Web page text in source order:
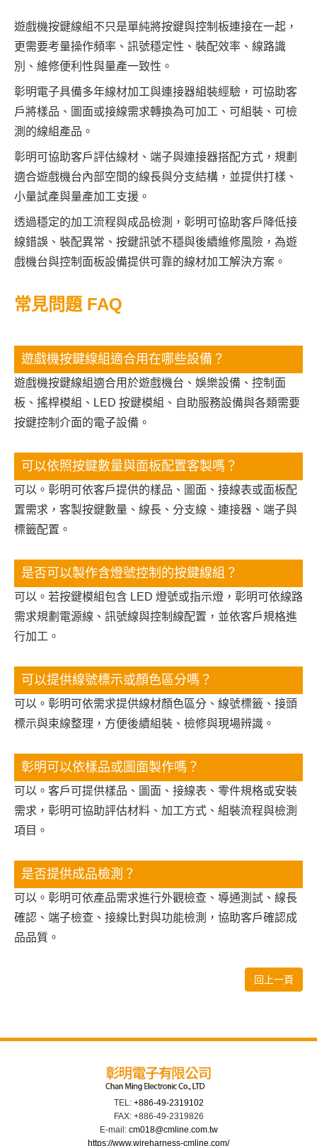
遊戲機按鍵線組不只是單純將按鍵與控制板連接在一起，
更需要考量操作頻率、訊號穩定性、裝配效率、線路識
別、維修便利性與量產一致性。
彰明電子具備多年線材加工與連接器組裝經驗，可協助客
戶將樣品、圖面或接線需求轉換為可加工、可組裝、可檢
測的線組產品。
彰明可協助客戶評估線材、端子與連接器搭配方式，規劃
適合遊戲機台內部空間的線長與分支結構，並提供打樣、
小量試產與量產加工支援。
透過穩定的加工流程與成品檢測，彰明可協助客戶降低接
線錯誤、裝配異常、按鍵訊號不穩與後續維修風險，為遊
戲機台與控制面板設備提供可靠的線材加工解決方案。
常見問題 FAQ
遊戲機按鍵線組適合用在哪些設備？
遊戲機按鍵線組適合用於遊戲機台、娛樂設備、控制面
板、搖桿模組、LED 按鍵模組、自助服務設備與各類需要
按鍵控制介面的電子設備。
可以依照按鍵數量與面板配置客製嗎？
可以。彰明可依客戶提供的樣品、圖面、接線表或面板配
置需求，客製按鍵數量、線長、分支線、連接器、端子與
標籤配置。
是否可以製作含燈號控制的按鍵線組？
可以。若按鍵模組包含 LED 燈號或指示燈，彰明可依線路
需求規劃電源線、訊號線與控制線配置，並依客戶規格進
行加工。
可以提供線號標示或顏色區分嗎？
可以。彰明可依需求提供線材顏色區分、線號標籤、接頭
標示與束線整理，方便後續組裝、檢修與現場辨識。
彰明可以依樣品或圖面製作嗎？
可以。客戶可提供樣品、圖面、接線表、零件規格或安裝
需求，彰明可協助評估材料、加工方式、組裝流程與檢測
項目。
是否提供成品檢測？
可以。彰明可依產品需求進行外觀檢查、導通測試、線長
確認、端子檢查、接線比對與功能檢測，協助客戶確認成
品品質。
回上一頁
TEL: +886-49-2319102
FAX: +886-49-2319826
E-mail: cm018@cmline.com.tw
https://www.wireharness-cmline.com/